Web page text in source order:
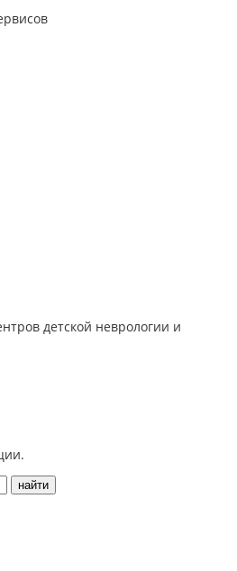
детской неврологии и